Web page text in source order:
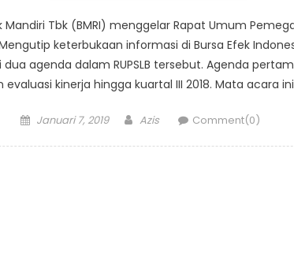
Tbk (BMRI) menggelar Rapat Umum
keterbukaan informasi di Bursa Efek
agenda dalam RUPSLB tersebut. Agenda
evaluasi kinerja hingga kuartal III 2018. Mata acara
Posted
Januari 7, 2019 Author
Azis Comment(0)